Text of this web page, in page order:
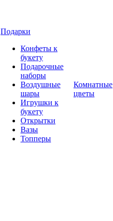
Подарки
Конфеты к
букету
Подарочные
наборы
Воздушные
шары
Игрушки к
букету
Открытки
Вазы
Топперы
Комнатные
цветы